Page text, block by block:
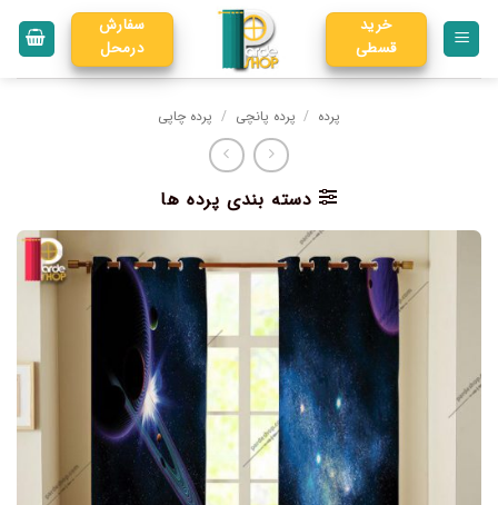
خرید
قسطی
سفارش
درمحل
پرده / پرده پانچی / پرده چاپی
دسته بندی پرده ها